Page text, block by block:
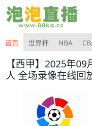
首页 世界杯 NBA
【西甲】2025年
人 全场录像在线回